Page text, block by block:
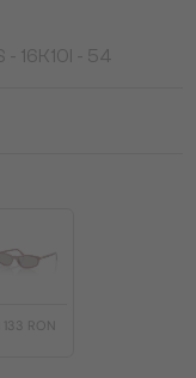
16K10I - 54
1 133 RON